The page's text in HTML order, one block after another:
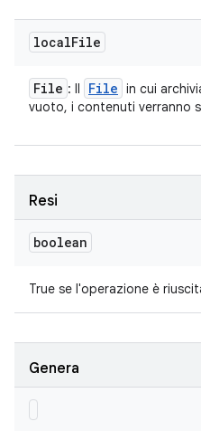
localFile
File : Il File in cui
vuoto, i contenuti verranno
Resi
boolean
True se l'operazione è
Genera